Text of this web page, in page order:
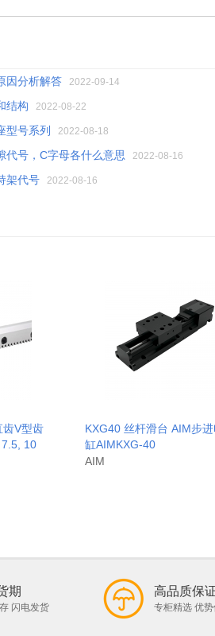
因分析解答 2022-09-14
结构 2022-08-22
型号系列 2022-08-18
代号，C字母各什么意思 2022-08-16
架代号 2022-08-16
齿V型齿
10
KXG40 丝杆滑台 AIM步
缸AIMKXG-40
AIM
期
闪电发货
高品质保
专柜精选 优势